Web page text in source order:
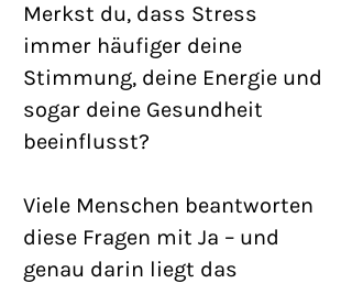
Merkst du, dass Stress
immer häufiger deine
Stimmung, deine Energie und
sogar deine Gesundheit
beeinflusst?
Viele Menschen beantworten
diese Fragen mit Ja – und
genau darin liegt das